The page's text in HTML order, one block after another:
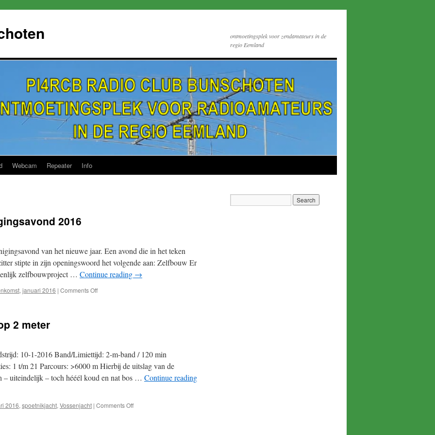
ontmoetingsplek voor zendamateurs in de
regio Eemland
Webcam Repeater Info
2016
van het nieuwe jaar. Een avond die in het teken
stipte in zijn openingswoord het volgende aan: Zelfbouw Er
zelfbouwproject … Continue reading →
, januari 2016 | Comments Offon
2 meter
10-1-2016 Band/Limiettijd: 2-m-band / 120 min
1 t/m 21 Parcours: >6000 m Hierbij de uitslag van de
– uiteindelijk – toch hééél koud en nat bos … Continue reading
2016, spoetnikjacht, Vossenjacht | Comments Offon